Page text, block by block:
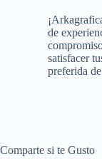
de
satisfacer
preferida
Comparte si te Gusto